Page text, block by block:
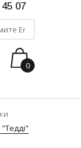
07
0